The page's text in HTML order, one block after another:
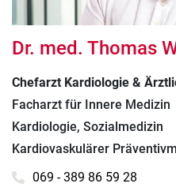
Dr. med. Thomas
Chefarzt Kardiologie &
Facharzt für Innere Medizin
Kardiologie, Sozialmedizin
Kardiovaskulärer
069 - 389 86 59 28